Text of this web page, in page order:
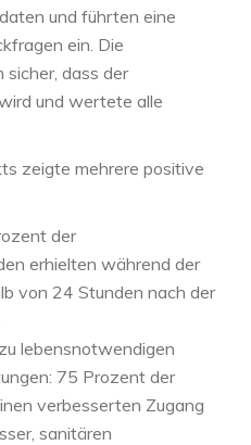
und führten eine
ein. Die
dass der
und wertete alle
zeigte mehrere positive
der
erhielten während der
von 24 Stunden nach der
lebensnotwendigen
75 Prozent der
verbesserten Zugang
sanitären